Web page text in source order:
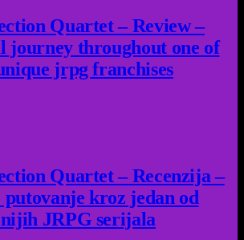
Quartet – Review –
journey throughout one of
jrpg franchises
Quartet – Recenzija –
kroz jedan od
JRPG serijala